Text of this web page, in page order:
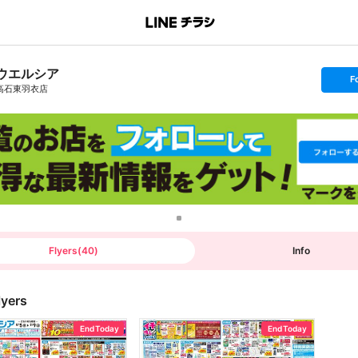
エルシア
石東羽衣店
s
t
o
l
o
w
Flyers(40) Info
End Today End Today